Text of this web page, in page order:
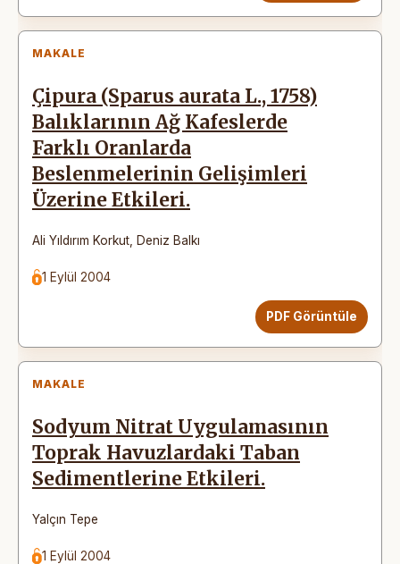
MAKALE
Çipura (Sparus aurata L., 1758)
Balıklarının Ağ Kafeslerde
Farklı Oranlarda
Beslenmelerinin Gelişimleri
Üzerine Etkileri.
Ali Yıldırım Korkut Deniz Balkı
1 Eylül 2004
PDF Görüntüle
MAKALE
Sodyum Nitrat Uygulamasının
Toprak Havuzlardaki Taban
Sedimentlerine Etkileri.
Yalçın Tepe
1 Eylül 2004